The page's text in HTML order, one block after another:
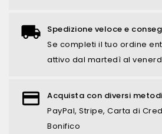
Spedizione veloce e
Se completi il tuo ordine
attivo dal martedì al
Acquista con diversi
PayPal, Stripe, Carta di
Bonifico